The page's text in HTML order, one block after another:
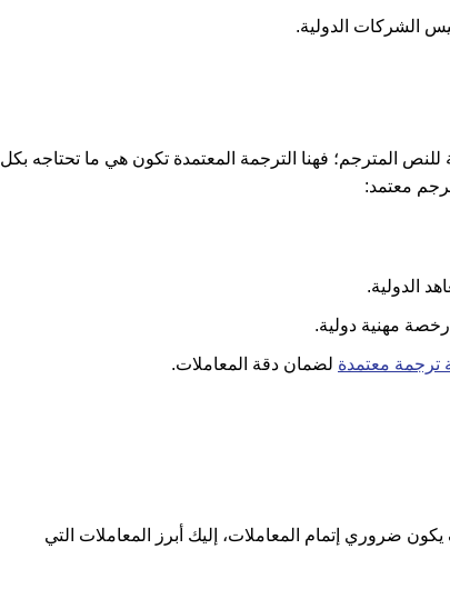
الشركات الدولية.
المترجم؛ فهنا الترجمة المعتمدة تكون هي ما تحتاجه بكل
معتمد:
الدولية.
مهنية دولية.
ترجمة معتمدة لضمان دقة المعاملات.
ضروري إتمام المعاملات، إليك أبرز المعاملات التي